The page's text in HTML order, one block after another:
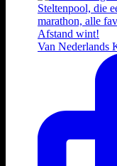
Van Nederlands